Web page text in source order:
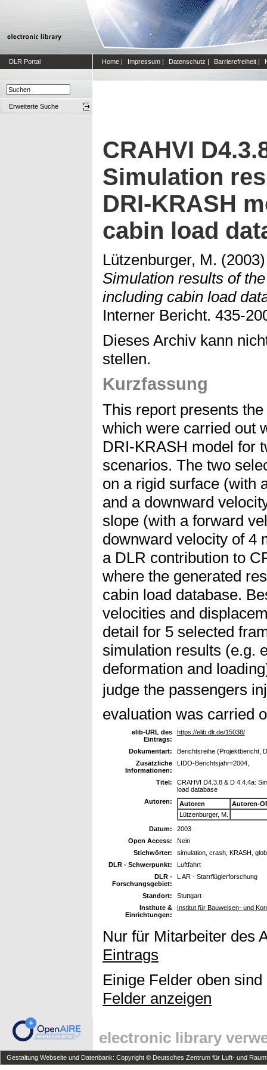
DLR Portal Home | Impressum | Datenschutz | Barrierefreiheit |
Erweiterte Suche
CRAHVI
Simulation
DRI-KRASH
cabin load
Lützenburger, M.
Simulation results of
including cabin load
Interner Bericht. 435-
Dieses Archiv kann
stellen.
Kurzfassung
This report presents
which were carried out
DRI-KRASH model for
scenarios. The two
on a rigid surface (with
and a downward
slope (with a forward
downward velocity of 4
a DLR contribution to
where the generated
cabin load database.
velocities and
detail for 5 selected
simulation results (e.g.
deformation and
judge the passengers
evaluation was carried
elib-URL des
Eintrags:
https://elib.dlr.de/15038/
Dokumentart:
Berichtsreihe (Projektbericht,
Zusätzliche
Informationen:
LIDO-Berichtsjahr=2004,
Titel:
CRAHVI D4.3.8 & D 4.4.4a:
load database
Autoren:
Autoren
Autoren-
Lützenburger, M.
Datum:
2003
Open Access:
Nein
Stichwörter:
simulation, crash, KRASH,
DLR - Schwerpunkt:
Luftfahrt
DLR -
Forschungsgebiet:
L AR - Starrflüglerforschung
Standort:
Stuttgart
Institute &
Einrichtungen:
Institut für Bauweisen- und
Nur für Mitarbeiter des
Eintrags
Einige Felder oben
Felder anzeigen
electronic library
Gestaltung Webseite und Datenbank: Copyright © Deutsches Zentrum für Luft- und